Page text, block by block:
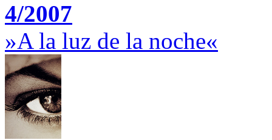
4/2007
»A la luz de la noche«